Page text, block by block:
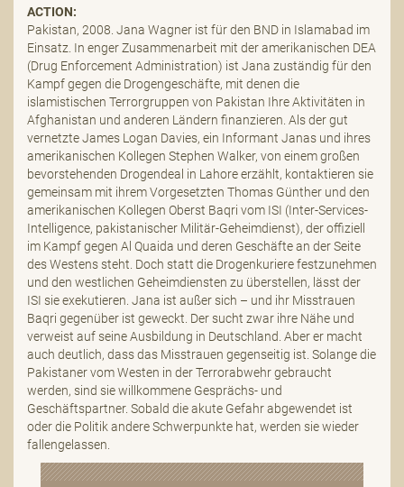
ACTION:
Pakistan, 2008. Jana Wagner ist für den BND in Islamabad im
Einsatz. In enger Zusammenarbeit mit der amerikanischen DEA
(Drug Enforcement Administration) ist Jana zuständig für den
Kampf gegen die Drogengeschäfte, mit denen die
islamistischen Terrorgruppen von Pakistan Ihre Aktivitäten in
Afghanistan und anderen Ländern finanzieren. Als der gut
vernetzte James Logan Davies, ein Informant Janas und ihres
amerikanischen Kollegen Stephen Walker, von einem großen
bevorstehenden Drogendeal in Lahore erzählt, kontaktieren sie
gemeinsam mit ihrem Vorgesetzten Thomas Günther und den
amerikanischen Kollegen Oberst Baqri vom ISI (Inter-Services-
Intelligence, pakistanischer Militär-Geheimdienst), der offiziell
im Kampf gegen Al Quaida und deren Geschäfte an der Seite
des Westens steht. Doch statt die Drogenkuriere festzunehmen
und den westlichen Geheimdiensten zu überstellen, lässt der
ISI sie exekutieren. Jana ist außer sich – und ihr Misstrauen
Baqri gegenüber ist geweckt. Der sucht zwar ihre Nähe und
verweist auf seine Ausbildung in Deutschland. Aber er macht
auch deutlich, dass das Misstrauen gegenseitig ist. Solange die
Pakistaner vom Westen in der Terrorabwehr gebraucht
werden, sind sie willkommene Gesprächs- und
Geschäftspartner. Sobald die akute Gefahr abgewendet ist
oder die Politik andere Schwerpunkte hat, werden sie wieder
fallengelassen.